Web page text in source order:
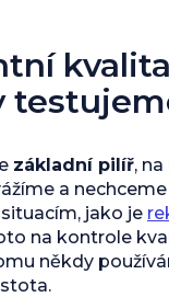
základní pilíř,
a
jako je
na kontrole
někdy